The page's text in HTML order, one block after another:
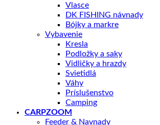
Vlasce
DK FISHING návnady
Bójky a markre
Vybavenie
Kresla
Podložky a saky
Vidličky a hrazdy
Svietidlá
Váhy
Príslušenstvo
Camping
CARPZOOM
Feeder & Navnady